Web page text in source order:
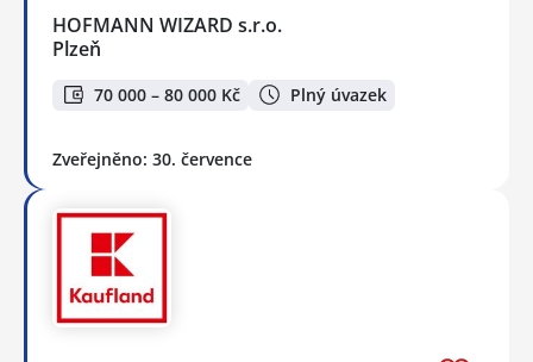
HOFMANN WIZARD s.r.o.
Plzeň
70 000 – 80 000 Kč Plný úvazek
Zveřejněno: 30. července